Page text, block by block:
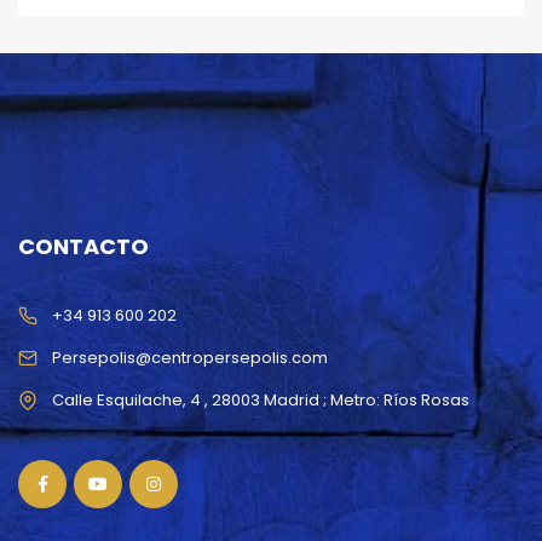
CONTACTO
Persepolis@centropersepolis.com
+34 913 600 202